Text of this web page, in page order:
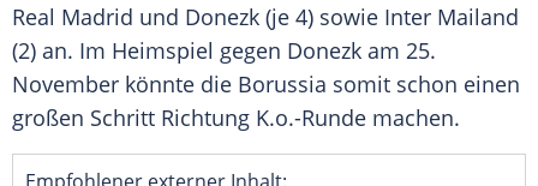
Real Madrid und Donezk (je 4) sowie Inter Mailand
(2) an. Im Heimspiel gegen Donezk am 25.
November könnte die Borussia somit schon einen
großen Schritt Richtung K.o.-Runde machen.